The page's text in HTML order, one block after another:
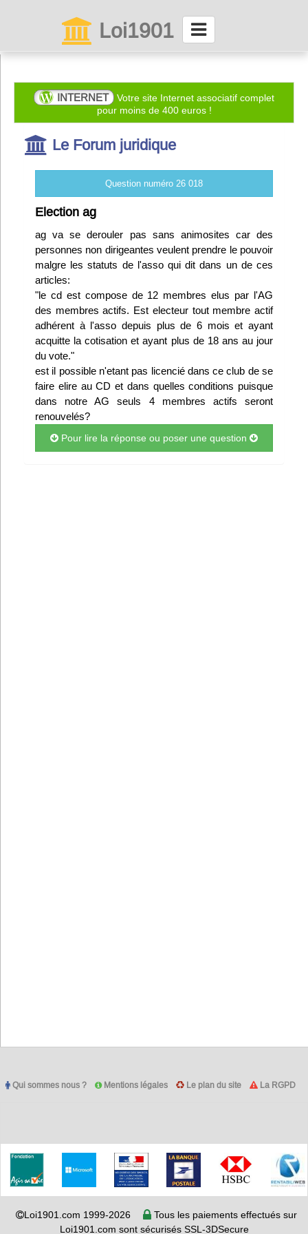
Loi1901
Connexion
Abonnez-vous à LettrAsso
Menu général
ServiceAsso
Partager
VieAsso
Infos
Abo Lettrasso
Désabo Lettrasso
INTERNET
Votre site Internet associatif complet
pour moins de 400 euros !
Le Forum juridique
Question numéro 26 018
Election ag
ag va se derouler pas sans animosites car des
personnes non dirigeantes veulent prendre le pouvoir
malgre les statuts de l'asso qui dit dans un de ces
articles:
"le cd est compose de 12 membres elus par l'AG
des membres actifs. Est electeur tout membre actif
adhérent à l'asso depuis plus de 6 mois et ayant
acquitte la cotisation et ayant plus de 18 ans au jour
du vote."
est il possible n'etant pas licencié dans ce club de se
faire elire au CD et dans quelles conditions puisque
dans notre AG seuls 4 membres actifs seront
renouvelés?
Pour lire la réponse ou poser une question
Qui sommes nous ? Mentions légales Le plan du site La RGPD
Loi1901.com 1999-2026
Tous les paiements effectués sur
Loi1901.com sont sécurisés SSL-3DSecure